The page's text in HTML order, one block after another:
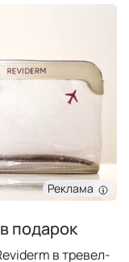
Реклама
подарок
в тревел-